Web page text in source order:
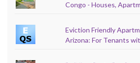
Congo - Houses,
Eviction Friendly
Arizona: For Tenants